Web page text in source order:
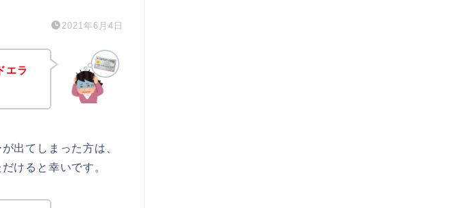
2021年6月4日
エラ
出てしまった方は、
けると幸いです。